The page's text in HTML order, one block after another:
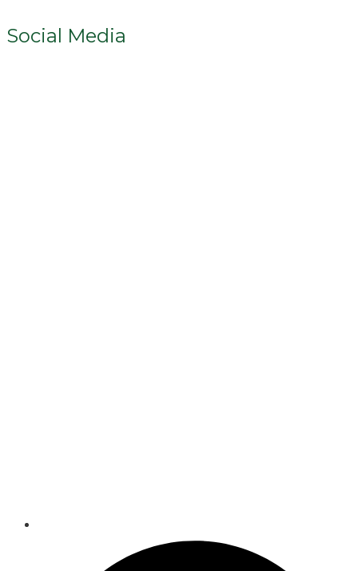
Social Media